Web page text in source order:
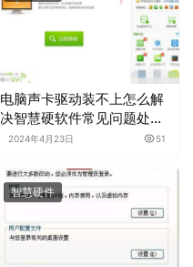
电脑声卡驱动装不上怎么解
决智慧硬软件常见问题处理
分享
2024年4月23日 51
智慧硬件